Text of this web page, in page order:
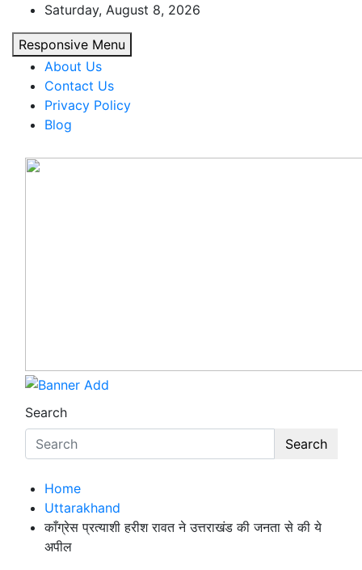
content
Saturday, August 8, 2026
Responsive Menu
About Us
Contact Us
Privacy Policy
Blog
Search
Search
Home
Uttarakhand
काँग्रेस प्रत्याशी हरीश रावत ने उत्तराखंड की जनता से की ये
अपील